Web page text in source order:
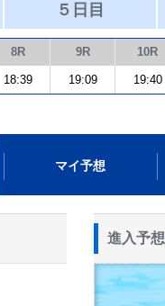
５日目
8R 9R 10R
18:39 19:09 19:40
マイ予想
進入予想